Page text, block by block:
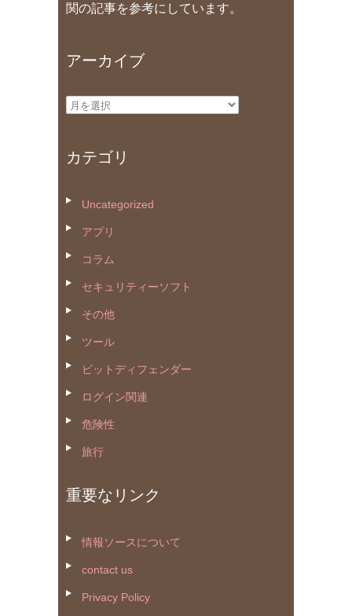
関の記事を参考にしています。
アーカイブ
ア
カ
ブ
カテゴリ
Uncategorized
アプリ
コラム
セキュリティーソフト
その他
ツール
ビットディフェンダー
ログイン関連
危険性
旅行
重要なリンク
情報ソースについて
contact us
Privacy Policy